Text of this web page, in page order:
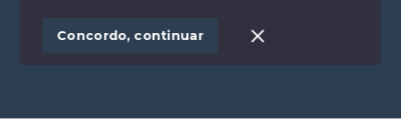
SITE PARA IMOBILIARIA
Concordo, continuar